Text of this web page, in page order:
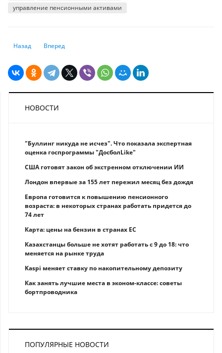
управление пенсионными активами
Предыдущий: Депозиты или облигации: как лучше вложить деньги в
Назад Следующий: Как избежать навязывания "чужих" кредитов и
Вперед
НОВОСТИ
"Буллинг никуда не исчез". Что показала экспертная
оценка госпрограммы "ДосболLike"
США готовят закон об экстренном отключении ИИ
Лондон впервые за 155 лет пережил месяц без дождя
Европа готовится к повышению пенсионного
возраста: в некоторых странах работать придется до
74 лет
Карта: цены на бензин в странах ЕС
Казахстанцы больше не хотят работать с 9 до 18: что
меняется на рынке труда
Kaspi меняет ставку по накопительному депозиту
Как занять лучшие места в эконом-классе: советы
бортпроводника
ПОПУЛЯРНЫЕ НОВОСТИ